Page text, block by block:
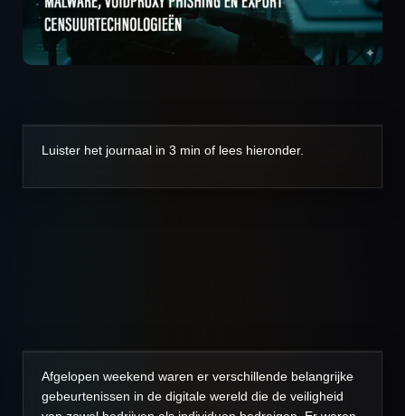
Luister het journaal in 3 min of lees hieronder.
Afgelopen weekend waren er verschillende belangrijke
gebeurtenissen in de digitale wereld die de veiligheid